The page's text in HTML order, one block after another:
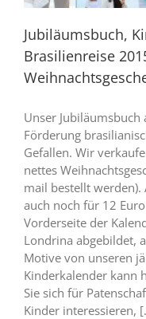
Jubiläumsbuch,
Brasilienreise
Unser Jubiläumsbuch
Förderung
Gefallen. Wir
nettes
mail bestellt
auch noch für 12
Vorderseite der
Londrina abgebildet,
Motive von unseren
Kinderkalender kann
Sie sich für
Kinder interessieren,